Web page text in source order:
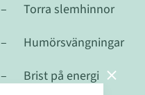
– Torra slemhinnor
– Humörsvängningar
– Brist på energi